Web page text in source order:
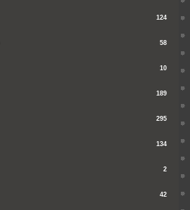
124
58
10
189
295
134
2
42